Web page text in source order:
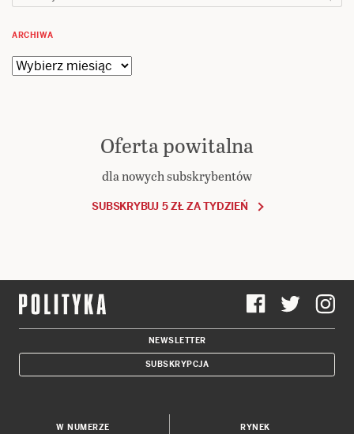
ARCHIWA
Archiwa
Oferta powitalna
dla nowych subskrybentów
SUBSKRYBUJ 5 ZŁ ZA TYDZIEŃ
NEWSLETTER
SUBSKRYPCJA
W NUMERZE RYNEK